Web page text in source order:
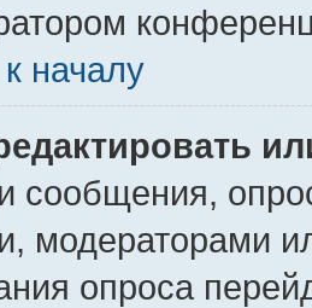
началу
сообщения,
модераторами
опроса